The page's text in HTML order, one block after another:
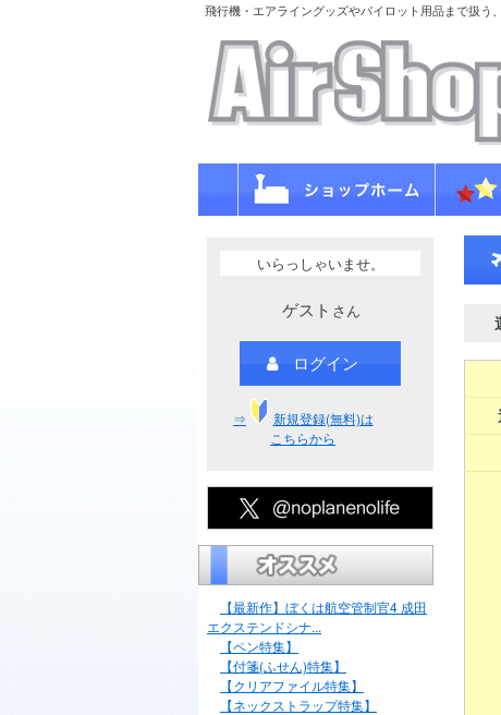
飛行機・エアライングッズやパイロット用品まで扱う
いらっしゃいませ。
ゲスト さん
ログイン
⇒
新規登録(無料)は
こちらから
【最新作】ぼくは航空管制官4 成田
エクステンドシナ...
【ペン特集】
【付箋(ふせん)特集】
【クリアファイル特集】
【ネックストラップ特集】